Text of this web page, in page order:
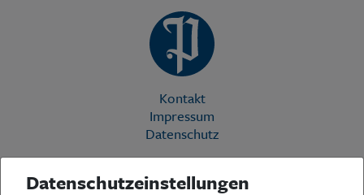
Kontakt
Impressum
Datenschutz
Die Preußische Allgemeine Zeitung (PAZ) ist eine einzigartige Stimme
Datenschutzeinstellungen